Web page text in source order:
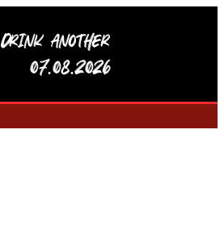
Drink another
07.08.2026